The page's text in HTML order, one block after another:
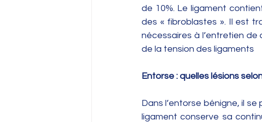
de 10%. Le ligament
des « fibroblastes ». Il est
nécessaires à l’entretien
de la tension des ligaments
Entorse : quelles lésions
Dans l’entorse bénigne, il
ligament conserve sa